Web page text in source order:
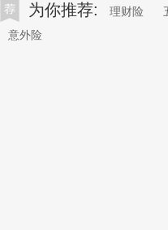
为你推荐: 理财险
意外险